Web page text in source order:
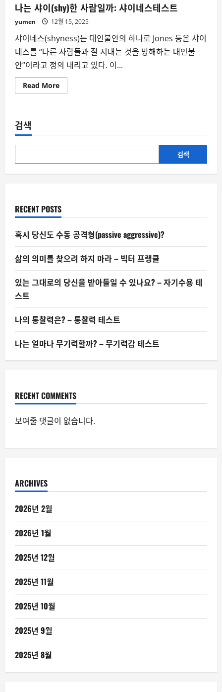
나는 샤이(shy)한 사람일까: 샤이네스테스트
yumen 12월 15, 2025
샤이네스(shyness)는 대인불안의 하나로 Jones 등은 샤이
네스를 “다른 사람들과 잘 지내는 것을 방해하는 대인불
안”이라고 정의 내리고 있다. 이...
Read MoreRead
more
(shy)
사
일
샤
스
트
검색
검색
RECENT POSTS
혹시 당신도 수동 공격형(passive aggressive)?
삶의 의미를 찾으려 하지 마라 – 빅터 프랭클
있는 그대로의 당신을 받아들일 수 있나요? – 자기수용 테
스트
나의 통찰력은? – 통찰력 테스트
나는 얼마나 무기력할까? – 무기력감 테스트
RECENT COMMENTS
보여줄 댓글이 없습니다.
ARCHIVES
2026년 2월
2026년 1월
2025년 12월
2025년 11월
2025년 10월
2025년 9월
2025년 8월